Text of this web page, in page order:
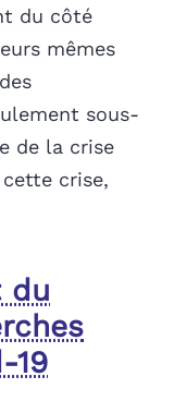
du côté
mêmes
sous-
de la crise
crise,
du
19